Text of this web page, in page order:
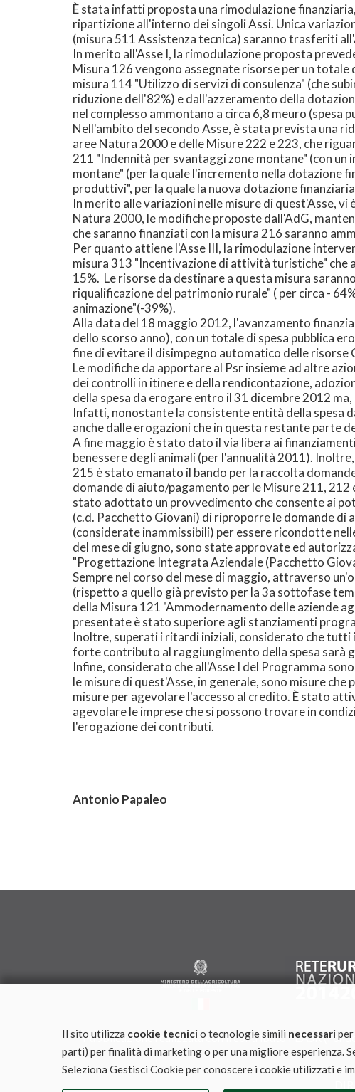
È stata infatti proposta una rimodulazione
ripartizione all'interno dei singoli Assi. Unica
(misura 511 Assistenza tecnica) saranno trasferiti
In merito all'Asse I, la rimodulazione proposta
Misura 126 vengono assegnate risorse per un
misura 114 "Utilizzo di servizi di consulenza" (che
riduzione dell'82%) e dall'azzeramento della
nel complesso ammontano a circa 6,8 meuro (spesa
Nell'ambito del secondo Asse, è stata prevista una
aree Natura 2000 e delle Misure 222 e 223, che
211 "Indennità per svantaggi zone montane" (con
montane" (per la quale l'incremento nella dotazione
produttivi", per la quale la nuova dotazione
In merito alle variazioni nelle misure di quest'Asse,
Natura 2000, le modifiche proposte dall'AdG,
che saranno finanziati con la misura 216 saranno
Per quanto attiene l'Asse III, la rimodulazione
misura 313 "Incentivazione di attività turistiche" che
15%. Le risorse da destinare a questa misura
riqualificazione del patrimonio rurale" ( per circa -
animazione"(-39%).
Alla data del 18 maggio 2012, l'avanzamento
dello scorso anno), con un totale di spesa pubblica
fine di evitare il disimpegno automatico delle risorse
Le modifiche da apportare al Psr insieme ad altre
dei controlli in itinere e della rendicontazione,
della spesa da erogare entro il 31 dicembre 2012
Infatti, nonostante la consistente entità della spesa
anche dalle erogazioni che in questa restante parte
A fine maggio è stato dato il via libera ai
benessere degli animali (per l'annualità 2011).
215 è stato emanato il bando per la raccolta
domande di aiuto/pagamento per le Misure 211,
stato adottato un provvedimento che consente ai
(c.d. Pacchetto Giovani) di riproporre le domande
(considerate inammissibili) per essere ricondotte
del mese di giugno, sono state approvate ed
"Progettazione Integrata Aziendale (Pacchetto
Sempre nel corso del mese di maggio, attraverso
(rispetto a quello già previsto per la 3a sottofase
della Misura 121 "Ammodernamento delle aziende
presentate è stato superiore agli stanziamenti
Inoltre, superati i ritardi iniziali, considerato che tutti
forte contributo al raggiungimento della spesa sarà
Infine, considerato che all'Asse I del Programma
le misure di quest'Asse, in generale, sono misure
misure per agevolare l'accesso al credito. È stato
agevolare le imprese che si possono trovare in
l'erogazione dei contributi.
Antonio Papaleo
Pubblicazione realizzata con il contributo FEASR
Il sito utilizza cookie tecnicio tecnologie simili necessari
parti) per finalità di marketing o per una migliore esperienza.
Seleziona Gestisci Cookie per conoscere i cookie utilizzati e